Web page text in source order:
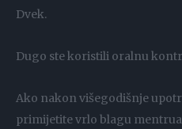
Dvek.
Dugo ste koristili oralnu
Ako nakon višegodišnje
primijetite vrlo blagu